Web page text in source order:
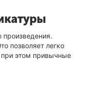
позволяет легко
при этом привычные